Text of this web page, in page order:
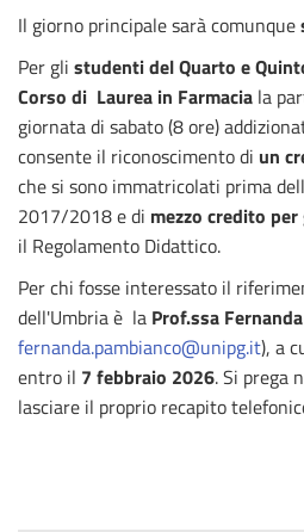
Il giorno principale sarà comunque
Per gli studenti del Quarto e
Corso di Laurea in Farmacia la
giornata di sabato (8 ore)
consente il riconoscimento di un
che si sono immatricolati prima
2017/2018 e di mezzo credito
il Regolamento Didattico.
Per chi fosse interessato il
dell'Umbria è la Prof.ssa
fernanda.pambianco@unipg.it), a
entro il 7 febbraio 2026. Si prega
lasciare il proprio recapito